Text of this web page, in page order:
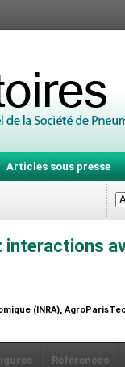
Articles sous presse
(INRA),
Références